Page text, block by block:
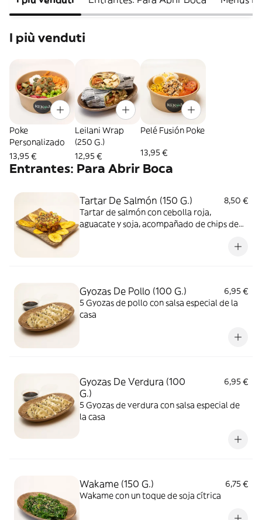
I più venduti
Poke
Personalizado
13,95 €
Leilani Wrap
(250 G.)
12,95 €
Pelé Fusión Poke
13,95 €
Entrantes: Para Abrir Boca
Tartar De Salmón (150 G.)
8,50 €
Tartar de salmón con cebolla roja,
aguacate y soja, acompañado de chips de
Gyozas De Pollo (100 G.)
6,95 €
5 Gyozas de pollo con salsa especial de la
casa
Gyozas De Verdura (100
G.)
6,95 €
5 Gyozas de verdura con salsa especial de
la casa
Wakame (150 G.)
6,75 €
Wakame con un toque de soja cítrica